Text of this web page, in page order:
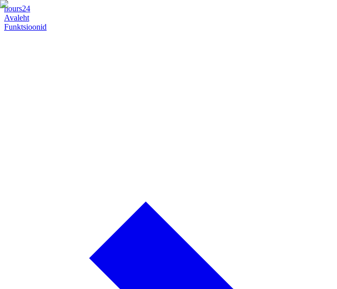
hours24
Avaleht
Funktsioonid